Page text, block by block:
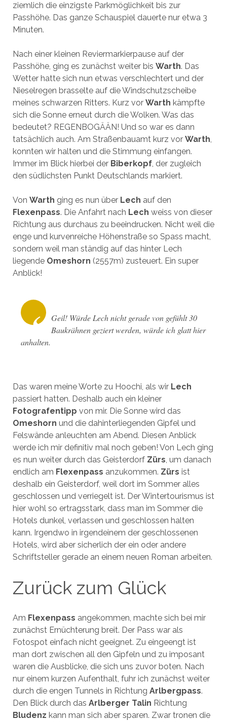
ziemlich die einzigste Parkmöglichkeit bis zur
Passhöhe. Das ganze Schauspiel dauerte nur etwa 3
Minuten.
Nach einer kleinen Reviermarkierpause auf der
Passhöhe, ging es zunächst weiter bis Warth. Das
Wetter hatte sich nun etwas verschlechtert und der
Nieselregen brasselte auf die Windschutzscheibe
meines schwarzen Ritters. Kurz vor Warth kämpfte
sich die Sonne erneut durch die Wolken. Was das
bedeutet? REGENBOGÄÄN! Und so war es dann
tatsächlich auch. Am Straßenbauamt kurz vor Warth,
konnten wir halten und die Stimmung einfangen.
Immer im Blick hierbei der Biberkopf, der zugleich
den südlichsten Punkt Deutschlands markiert.
Von Warth ging es nun über Lech auf den
Flexenpass. Die Anfahrt nach Lech weiss von dieser
Richtung aus durchaus zu beeindrucken. Nicht weil die
enge und kurvenreiche Höhenstraße so Spass macht,
sondern weil man ständig auf das hinter Lech
liegende Omeshorn (2557m) zusteuert. Ein super
Anblick!
Geil! Würde Lech nicht gerade von gefühlt 30
Baukrähnen geziert werden, würde ich glatt hier
anhalten.
Das waren meine Worte zu Hoochi, als wir Lech
passiert hatten. Deshalb auch ein kleiner
Fotografentipp von mir. Die Sonne wird das
Omeshorn und die dahinterliegenden Gipfel und
Felswände anleuchten am Abend. Diesen Anblick
werde ich mir definitiv mal noch geben! Von Lech ging
es nun weiter durch das Geisterdorf Zürs, um danach
endlich am Flexenpass anzukommen. Zürs ist
deshalb ein Geisterdorf, weil dort im Sommer alles
geschlossen und verriegelt ist. Der Wintertourismus ist
hier wohl so ertragsstark, dass man im Sommer die
Hotels dunkel, verlassen und geschlossen halten
kann. Irgendwo in irgendeinem der geschlossenen
Hotels, wird aber sicherlich der ein oder andere
Schriftsteller gerade an einem neuen Roman arbeiten.
Zurück zum Glück
Am Flexenpass angekommen, machte sich bei mir
zunächst Ernüchterung breit. Der Pass war als
Fotospot einfach nicht geeignet. Zu eingeengt ist
man dort zwischen all den Gipfeln und zu imposant
waren die Ausblicke, die sich uns zuvor boten. Nach
nur einem kurzen Aufenthalt, fuhr ich zunächst weiter
durch die engen Tunnels in Richtung Arlbergpass.
Den Blick durch das Arlberger Talin Richtung
Bludenz kann man sich aber sparen. Zwar tronen die